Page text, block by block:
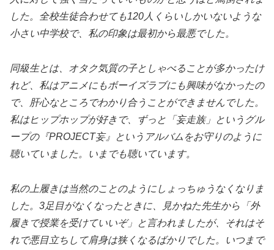
した。全校生徒合わせても120人くらいしかいないような
小さい中学校で、私の印象は最初から最悪でした。
同級生とは、オタク気質の子としゃべることが多かったけ
れど、私はアニメにもボーイズラブにも興味がなかったの
で、肝心なところでわかり合うことができませんでした。
私はヒップホップが好きで、ずっと「妄走族」というグル
ープの『PROJECT妄』というアルバムをお守りのように
聴いていました。いまでも聴いています。
私の上履きは当然のことのようにしょっちゅうなくなりま
した。3足目がなくなったときに、見かねた先生から「外
履きで授業を受けていいぞ」と言われましたが、それはそ
れで悪目立ちして肩身は狭くなるばかりでした。いつまで